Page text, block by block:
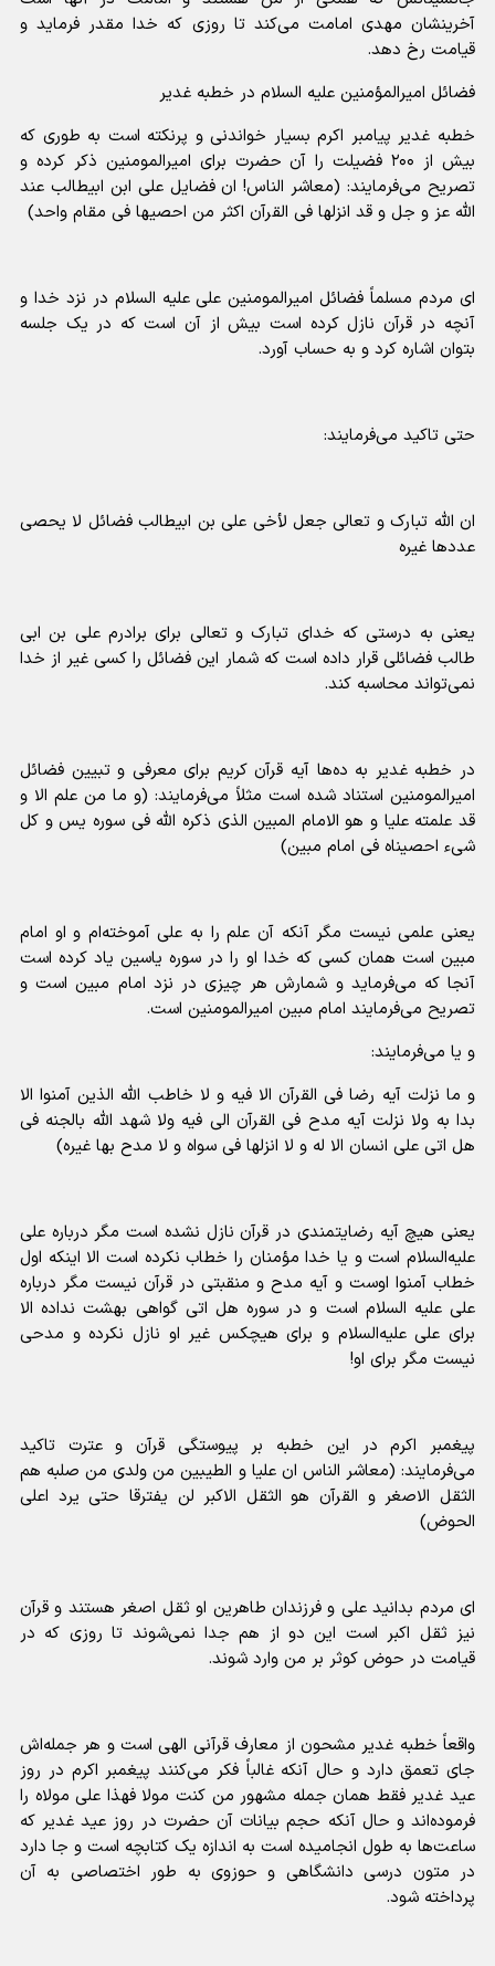
آخرینشان مهدی امامت می‌کند تا روزی که خدا مقدر فرماید و
قیامت رخ دهد.
فضائل امیرالمؤمنین علیه السلام در خطبه غدیر
خطبه غدیر پیامبر اکرم بسیار خواندنی و پرنکته است به طوری که
بیش از ۲۰۰ فضیلت را آن حضرت برای امیرالمومنین ذکر کرده و
تصریح می‌فرمایند: (معاشر الناس! ان فضایل علی ابن ابیطالب عند
الله عز و جل و قد انزلها فی القرآن اکثر من احصیها فی مقام واحد)
ای مردم مسلماً فضائل امیرالمومنین علی علیه السلام در نزد خدا و
آنچه در قرآن نازل کرده است بیش از آن است که در یک جلسه
بتوان اشاره کرد و به حساب آورد.
حتی تاکید می‌فرمایند:
ان الله تبارک و تعالی جعل لأخی علی بن ابیطالب فضائل لا یحصی
عددها غیره
یعنی به درستی که خدای تبارک و تعالی برای برادرم علی بن ابی
طالب فضائلی قرار داده است که شمار این فضائل را کسی غیر از خدا
نمی‌تواند محاسبه کند.
در خطبه غدیر به ده‌ها آیه قرآن کریم برای معرفی و تبیین فضائل
امیرالمومنین استناد شده است مثلاً می‌فرمایند: (و ما من علم الا و
قد علمته علیا و هو الامام المبین الذی ذکره الله فی سوره یس و کل
شیء احصیناه فی امام مبین)
یعنی علمی نیست مگر آنکه آن علم را به علی آموخته‌ام و او امام
مبین است همان کسی که خدا او را در سوره یاسین یاد کرده است
آنجا که می‌فرماید و شمارش هر چیزی در نزد امام مبین است و
تصریح می‌فرمایند امام مبین امیرالمومنین است.
و یا می‌فرمایند:
و ما نزلت آیه رضا فی القرآن الا فیه و لا خاطب الله الذین آمنوا الا
بدا به ولا نزلت آیه مدح فی القرآن الی فیه ولا شهد الله بالجنه فی
هل اتی علی انسان الا له و لا انزلها فی سواه و لا مدح بها غیره)
یعنی هیچ آیه رضایتمندی در قرآن نازل نشده است مگر درباره علی
علیه‌السلام است و یا خدا مؤمنان را خطاب نکرده است الا اینکه اول
خطاب آمنوا اوست و آیه مدح و منقبتی در قرآن نیست مگر درباره
علی علیه السلام است و در سوره هل اتی گواهی بهشت نداده الا
برای علی علیه‌السلام و برای هیچکس غیر او نازل نکرده و مدحی
نیست مگر برای او!
پیغمبر اکرم در این خطبه بر پیوستگی قرآن و عترت تاکید
می‌فرمایند: (معاشر الناس ان علیا و الطیبین من ولدی من صلبه هم
الثقل الاصغر و القرآن هو الثقل الاکبر لن یفترقا حتی یرد اعلی
الحوض)
ای مردم بدانید علی و فرزندان طاهرین او ثقل اصغر هستند و قرآن
نیز ثقل اکبر است این دو از هم جدا نمی‌شوند تا روزی که در
قیامت در حوض کوثر بر من وارد شوند.
واقعاً خطبه غدیر مشحون از معارف قرآنی الهی است و هر جمله‌اش
جای تعمق دارد و حال آنکه غالباً فکر می‌کنند پیغمبر اکرم در روز
عید غدیر فقط همان جمله مشهور من کنت مولا فهذا علی مولاه را
فرموده‌اند و حال آنکه حجم بیانات آن حضرت در روز عید غدیر که
ساعت‌ها به طول انجامیده است به اندازه یک کتابچه است و جا دارد
در متون درسی دانشگاهی و حوزوی به طور اختصاصی به آن
پرداخته شود.